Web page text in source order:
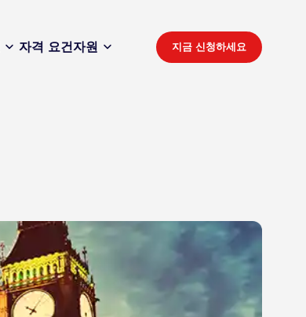
자격 요건자원 지금 신청하세요